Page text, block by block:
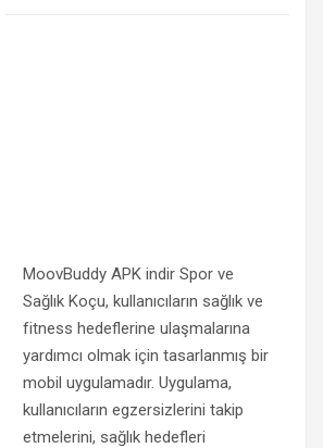
MoovBuddy APK indir Spor ve
Sağlık Koçu, kullanıcıların sağlık ve
fitness hedeflerine ulaşmalarına
yardımcı olmak için tasarlanmış bir
mobil uygulamadır. Uygulama,
kullanıcıların egzersizlerini takip
etmelerini, sağlık hedefleri